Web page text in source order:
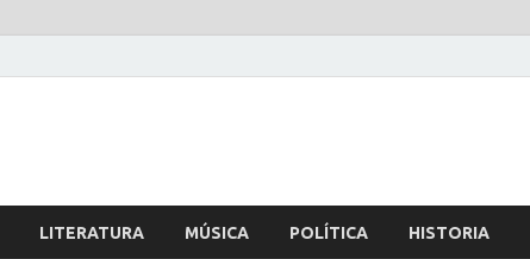
LITERATURA MÚSICA POLÍTICA HISTORIA